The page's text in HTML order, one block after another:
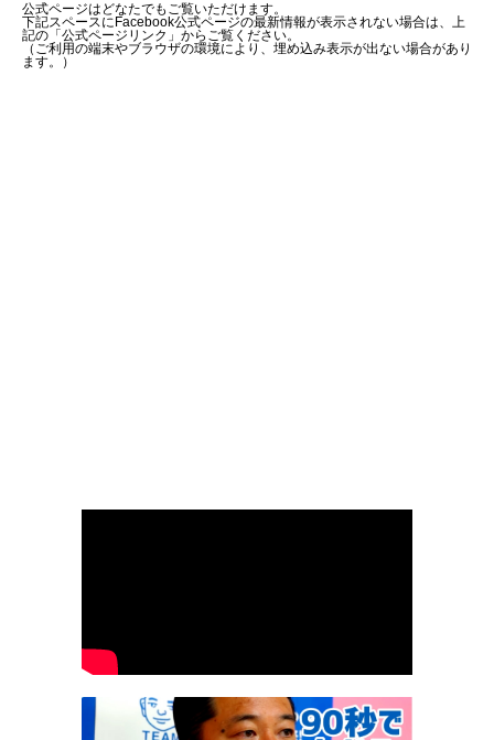
公式ページはどなたでもご覧いただけます。
下記スペースにFacebook公式ページの最新情報が表示されない場合は、上
記の「公式ページリンク」からご覧ください。
（ご利用の端末やブラウザの環境により、埋め込み表示が出ない場合があり
ます。）